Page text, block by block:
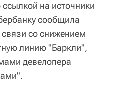
на источники
сообщила
связи со снижением
линию "Баркли",
девелопера